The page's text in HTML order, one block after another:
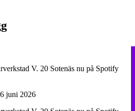
V. 20 Sotenäs nu på Spotify
juni 2026